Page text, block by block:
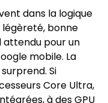
dans la logique
légèreté, bonne
attendu pour un
mobile. La
Si
Core Ultra,
à des GPU